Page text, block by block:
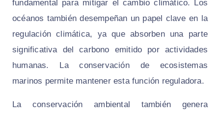
fundamental para mitigar el cambio climático. Los
océanos también desempeñan un papel clave en la
regulación climática, ya que absorben una parte
significativa del carbono emitido por actividades
humanas. La conservación de ecosistemas
marinos permite mantener esta función reguladora.
La conservación ambiental también genera